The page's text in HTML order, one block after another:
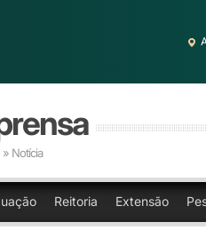
» Notícia
Reitoria Extensão